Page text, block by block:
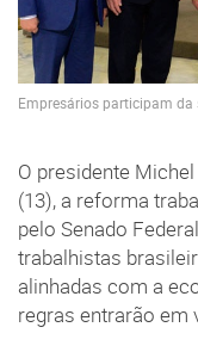
Empresários participam
O presidente
(13), a reforma
pelo Senado
trabalhistas
alinhadas com a
regras entrarão em